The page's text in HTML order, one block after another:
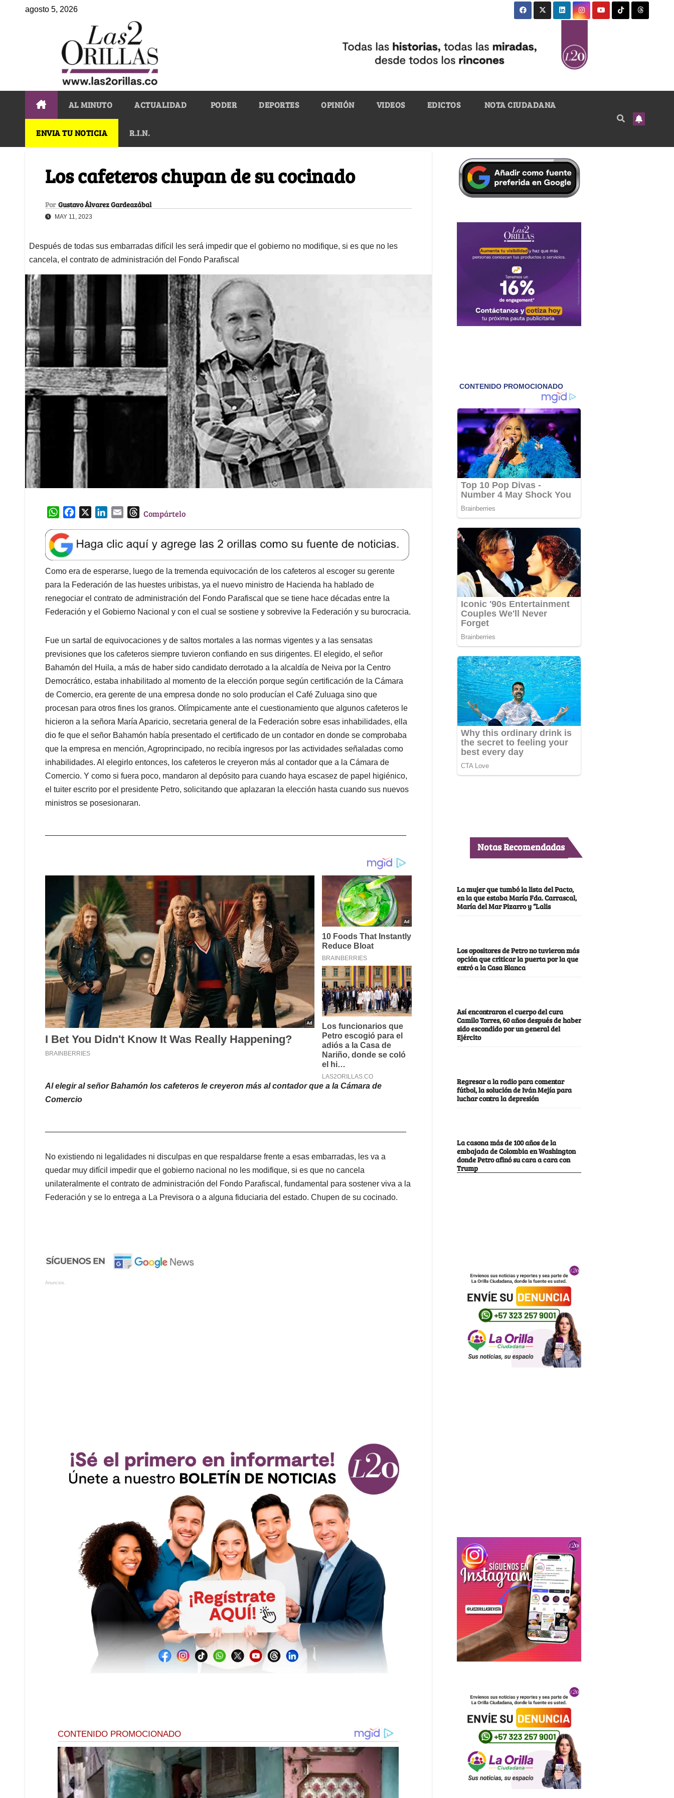
agosto 5, 2026
AL MINUTO ACTUALIDAD PODER DEPORTES OPINIÓN VIDEOS EDICTOS NOTA CIUDADANA
ENVIA TU NOTICIA R.I.N.
Los cafeteros chupan de su cocinado
Por Gustavo Álvarez Gardeazábal
MAY 11, 2023
Después de todas sus embarradas difícil les será impedir que el gobierno no modifique, si es que no les
cancela, el contrato de administración del Fondo Parafiscal
W
a
t
s
A
p
p
e
b
o
o
k
k
e
d
I
n
l
T
e
a
d
s
Compártelo
Como era de esperarse, luego de la tremenda equivocación de los cafeteros al escoger su gerente
para la Federación de las huestes uribistas, ya el nuevo ministro de Hacienda ha hablado de
renegociar el contrato de administración del Fondo Parafiscal que se tiene hace décadas entre la
Federación y el Gobierno Nacional y con el cual se sostiene y sobrevive la Federación y su burocracia.
Fue un sartal de equivocaciones y de saltos mortales a las normas vigentes y a las sensatas
previsiones que los cafeteros siempre tuvieron confiando en sus dirigentes. El elegido, el señor
Bahamón del Huila, a más de haber sido candidato derrotado a la alcaldía de Neiva por la Centro
Democrático, estaba inhabilitado al momento de la elección porque según certificación de la Cámara
de Comercio, era gerente de una empresa donde no solo producían el Café Zuluaga sino que
procesan para otros fines los granos. Olímpicamente ante el cuestionamiento que algunos cafeteros le
hicieron a la señora María Aparicio, secretaria general de la Federación sobre esas inhabilidades, ella
dio fe que el señor Bahamón había presentado el certificado de un contador en donde se comprobaba
que la empresa en mención, Agroprincipado, no recibía ingresos por las actividades señaladas como
inhabilidades. Al elegirlo entonces, los cafeteros le creyeron más al contador que a la Cámara de
Comercio. Y como si fuera poco, mandaron al depósito para cuando haya escasez de papel higiénico,
el tuiter escrito por el presidente Petro, solicitando que aplazaran la elección hasta cuando sus nuevos
ministros se posesionaran.
Al elegir al señor Bahamón los cafeteros le creyeron más al contador que a la Cámara de
Comercio
No existiendo ni legalidades ni disculpas en que respaldarse frente a esas embarradas, les va a
quedar muy difícil impedir que el gobierno nacional no les modifique, si es que no cancela
unilateralmente el contrato de administración del Fondo Parafiscal, fundamental para sostener viva a la
Federación y se lo entrega a La Previsora o a alguna fiduciaria del estado. Chupen de su cocinado.
Anuncios.
Notas Recomendadas
La mujer que tumbó la lista del Pacto,
en la que estaba María Fda. Carrascal,
María del Mar Pizarro y “Lalis
Los opositores de Petro no tuvieron más
opción que criticar la puerta por la que
entró a la Casa Blanca
Así encontraron el cuerpo del cura
Camilo Torres, 60 años después de haber
sido escondido por un general del
Ejército
Regresar a la radio para comentar
fútbol, la solución de Iván Mejía para
luchar contra la depresión
La casona más de 100 años de la
embajada de Colombia en Washington
donde Petro afinó su cara a cara con
Trump